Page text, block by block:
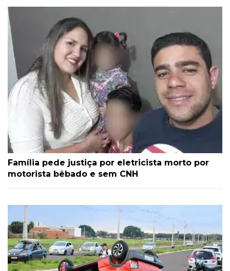
Família pede justiça por eletricista morto por
motorista bêbado e sem CNH